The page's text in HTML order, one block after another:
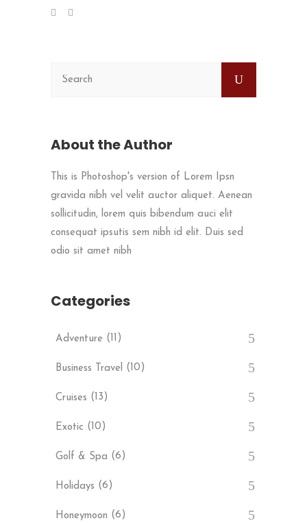
About the Author
This is Photoshop's version of Lorem Ipsn
gravida nibh vel velit auctor aliquet. Aenean
sollicitudin, lorem quis bibendum auci elit
consequat ipsutis sem nibh id elit. Duis sed
odio sit amet nibh
Categories
Adventure (11)
Business Travel (10)
Cruises (13)
Exotic (10)
Golf & Spa (6)
Holidays (6)
Honeymoon (6)